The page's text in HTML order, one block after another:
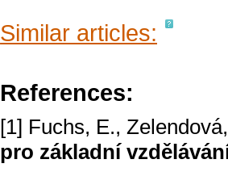
Similar articles:
References:
[1] Fuchs, E.,
pro základní